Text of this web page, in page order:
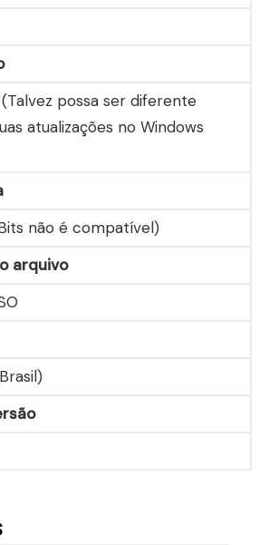
possa ser diferente
atualizações no Windows
não é compatível)
arquivo